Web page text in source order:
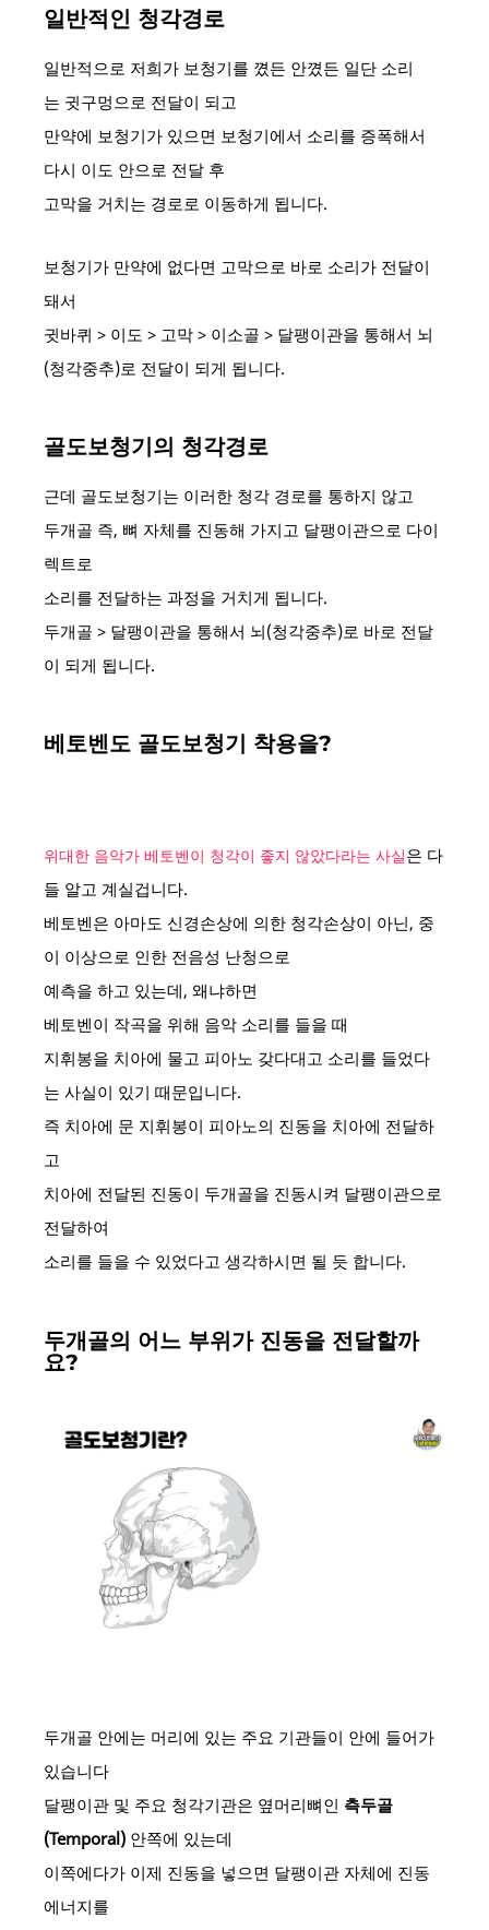
일반적인 청각경로
일반적으로 저희가 보청기를 꼈든 안꼈든 일단 소리
는 귓구멍으로 전달이 되고
만약에 보청기가 있으면 보청기에서 소리를 증폭해서
다시 이도 안으로 전달 후
고막을 거치는 경로로 이동하게 됩니다.
보청기가 만약에 없다면 고막으로 바로 소리가 전달이
돼서
귓바퀴 > 이도 > 고막 > 이소골 > 달팽이관을 통해서 뇌
(청각중추)로 전달이 되게 됩니다.
골도보청기의 청각경로
근데 골도보청기는 이러한 청각 경로를 통하지 않고
두개골 즉, 뼈 자체를 진동해 가지고 달팽이관으로 다이
렉트로
소리를 전달하는 과정을 거치게 됩니다.
두개골 > 달팽이관을 통해서 뇌(청각중추)로 바로 전달
이 되게 됩니다.
베토벤도 골도보청기 착용을?
위대한 음악가 베토벤이 청각이 좋지 않았다라는 사실은 다
들 알고 계실겁니다.
베토벤은 아마도 신경손상에 의한 청각손상이 아닌, 중
이 이상으로 인한 전음성 난청으로
예측을 하고 있는데, 왜냐하면
베토벤이 작곡을 위해 음악 소리를 들을 때
지휘봉을 치아에 물고 피아노 갖다대고 소리를 들었다
는 사실이 있기 때문입니다.
즉 치아에 문 지휘봉이 피아노의 진동을 치아에 전달하
고
치아에 전달된 진동이 두개골을 진동시켜 달팽이관으로
전달하여
소리를 들을 수 있었다고 생각하시면 될 듯 합니다.
두개골의 어느 부위가 진동을 전달할까
요?
두개골 안에는 머리에 있는 주요 기관들이 안에 들어가
있습니다
달팽이관 및 주요 청각기관은 옆머리뼈인 측두골
(Temporal) 안쪽에 있는데
이쪽에다가 이제 진동을 넣으면 달팽이관 자체에 진동
에너지를